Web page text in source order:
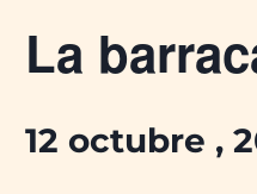
La
12 octubre ,